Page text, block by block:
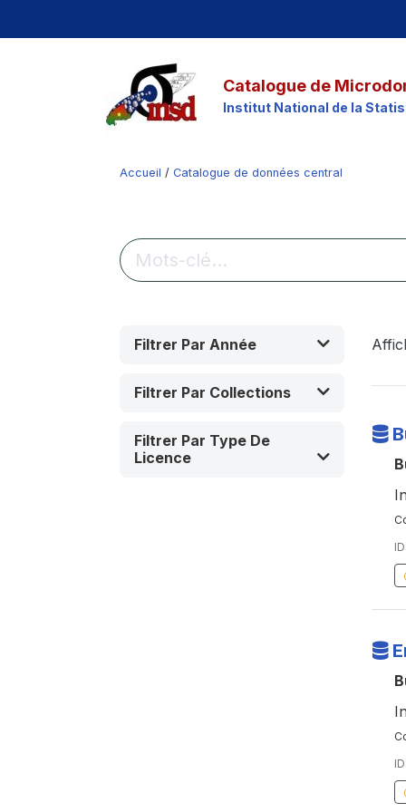
Catalogue de
Institut National de la
Accueil / Catalogue de données central
Filtrer Par Année
Filtrer Par Collections
Filtrer Par Type De
Licence
ID:
ID: